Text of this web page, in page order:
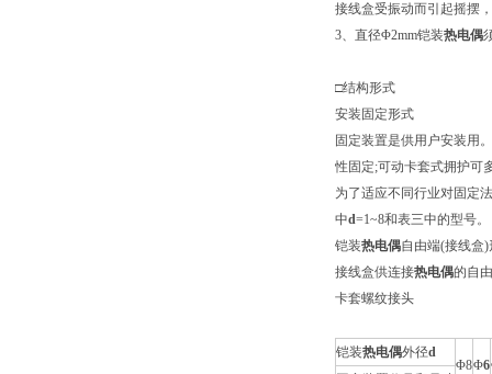
接线盒受振动而引起摇摆
3、直径Φ2mm铠装热电偶
□结构形式
安装固定形式
固定装置是供用户安装用
性固定;可动卡套式拥护可
为了适应不同行业对固定
中d=1~8和表三中的型号。
铠装热电偶自由端(接线盒)
接线盒供连接热电偶的自
卡套螺纹接头
铠装热电偶外径d
Φ8Φ6